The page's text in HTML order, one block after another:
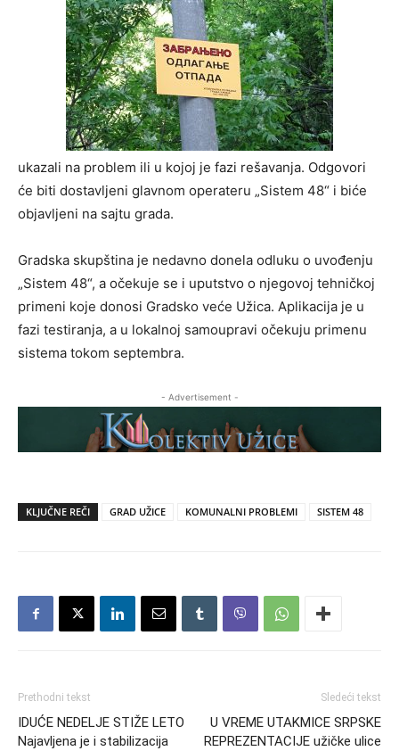
ukazali na problem ili u kojoj je fazi rešavanja. Odgovori
će biti dostavljeni glavnom operateru „Sistem 48“ i biće
objavljeni na sajtu grada.
Gradska skupština je nedavno donela odluku o uvođenju
„Sistem 48“, a očekuje se i uputstvo o njegovoj tehničkoj
primeni koje donosi Gradsko veće Užica. Aplikacija je u
fazi testiranja, a u lokalnoj samoupravi očekuju primenu
sistema tokom septembra.
- Advertisement -
KLJUČNE REČI GRAD UŽICE KOMUNALNI PROBLEMI SISTEM 48
Prethodni tekst
IDUĆE NEDELJE STIŽE LETO
Najavljena je i stabilizacija
Sledeći tekst
U VREME UTAKMICE SRPSKE
REPREZENTACIJE užičke ulice